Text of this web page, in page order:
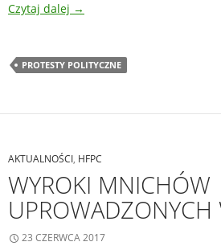
Czytaj dalej →
PROTESTY POLITYCZNE
AKTUALNOŚCI, HFPC
WYROKI MNICHÓW
23 CZERWCA 2017